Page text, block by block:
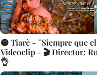
🟡 Tiarè - ¨Siempre que
Videoclip - 🎬 Director:
👌